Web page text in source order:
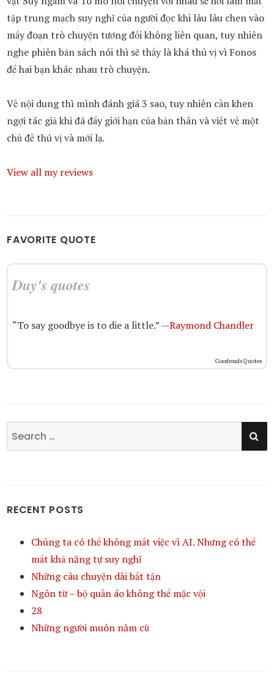
tập trung mạch suy nghĩ của người đọc khi lâu lâu chen vào
mấy đoạn trò chuyện tương đối không liên quan, tuy nhiên
nghe phiên bản sách nói thì sẽ thấy là khá thú vị vì Fonos
để hai bạn khác nhau trò chuyện.
Về nội dung thì mình đánh giá 3 sao, tuy nhiên cần khen
ngợi tác giả khi đã đẩy giới hạn của bản thân và viết về một
chủ đề thú vị và mới lạ.
View all my reviews
FAVORITE QUOTE
Duy's quotes
“To say goodbye is to die a little.” —Raymond Chandler
Goodreads Quotes
Search
for:
RECENT POSTS
Chúng ta có thể không mất việc vì AI. Nhưng có thể
mất khả năng tự suy nghĩ
Những câu chuyện dài bất tận
Ngôn từ – bộ quần áo không thể mặc vội
28
Những người muôn năm cũ